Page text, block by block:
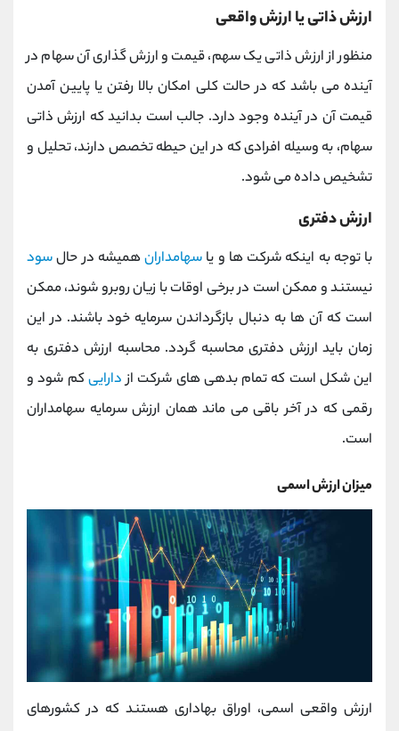
ارزش ذاتی یا ارزش واقعی
منظور از ارزش ذاتی یک سهم، قیمت و ارزش گذاری آن سهام در
آینده می باشد که در حالت کلی امکان بالا رفتن یا پایین آمدن
قیمت آن در آینده وجود دارد. جالب است بدانید که ارزش ذاتی
سهام، به وسیله افرادی که در این حیطه تخصص دارند، تحلیل و
تشخیص داده می شود.
ارزش دفتری
با توجه به اینکه شرکت ها و یا سهامدارانهمیشه در حالسود
نیستند و ممکن است در برخی اوقات با زیان روبرو شوند، ممکن
است که آن ها به دنبال بازگرداندن سرمایه خود باشند. در این
زمان باید ارزش دفتری محاسبه گردد. محاسبه ارزش دفتری به
این شکل است که تمام بدهی های شرکت ازداراییکم شود و
رقمی که در آخر باقی می ماند همان ارزش سرمایه سهامداران
است.
میزان ارزش اسمی
ارزش واقعی اسمی، اوراق بهاداری هستند که در کشورهای